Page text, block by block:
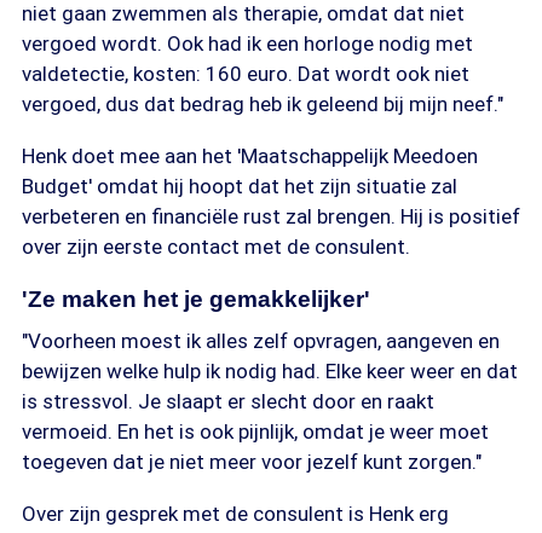
niet gaan zwemmen als therapie, omdat dat niet
vergoed wordt. Ook had ik een horloge nodig met
valdetectie, kosten: 160 euro. Dat wordt ook niet
vergoed, dus dat bedrag heb ik geleend bij mijn neef."
Henk doet mee aan het 'Maatschappelijk Meedoen
Budget' omdat hij hoopt dat het zijn situatie zal
verbeteren en financiële rust zal brengen. Hij is positief
over zijn eerste contact met de consulent.
'Ze maken het je gemakkelijker'
"Voorheen moest ik alles zelf opvragen, aangeven en
bewijzen welke hulp ik nodig had. Elke keer weer en dat
is stressvol. Je slaapt er slecht door en raakt
vermoeid. En het is ook pijnlijk, omdat je weer moet
toegeven dat je niet meer voor jezelf kunt zorgen."
Over zijn gesprek met de consulent is Henk erg